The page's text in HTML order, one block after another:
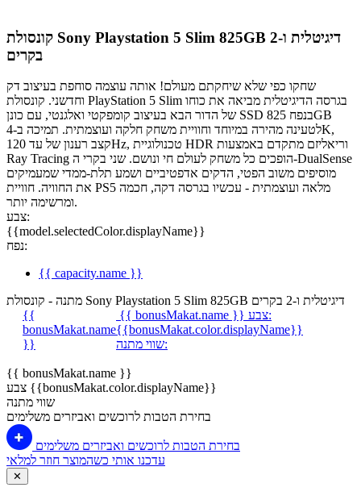
קונסולת Sony Playstation 5 Slim 825GB דיגיטלית ו-2
בקרים
שחקו כפי שלא שיחקתם מעולם! אותה עוצמה סוחפת בעיצוב דק
וחדשני. קונסולת PlayStation 5 Slim בגרסה הדיגיטלית מביאה את כוחו
של הדור הבא בעיצוב קומפקטי ואלגנטי, עם כונן SSD בנפח 825GB
לטעינה מהירה במיוחד וחוויית משחק חלקה ועוצמתית. תמיכה ב‑4K,
קצב רענון של עד 120Hz, טכנולוגיית HDR וריאליזם מתקדם באמצעות
Ray Tracing הופכים כל משחק לעולם חי ונושם. שני בקרי ה‑DualSense
מוסיפים משוב הפטי, הדקים אדפטיביים ושמע תלת‑ממדי שמעמיקים
את החוויה. חוויית PS5 מלאה ועוצמתית - עכשיו בגרסה דקה, חכמה
ומרשימה יותר.
צבע:
{{model.selectedColor.displayName}}
נפח:
{{ capacity.name }}
מתנה - קונסולת Sony Playstation 5 Slim 825GB דיגיטלית ו-2 בקרים
{{
bonusMakat.name
}}
{{ bonusMakat.name }}
צבע:
{{bonusMakat.color.displayName}}
שווי מתנה:
{{ bonusMakat.name }}
צבע {{bonusMakat.color.displayName}}
שווי מתנה
בחירת הטבות לרוכשים ואביזרים משלימים
בחירת הטבות לרוכשים ואביזרים משלימים
עדכנו אותי כשהמוצר חוזר למלאי
✕